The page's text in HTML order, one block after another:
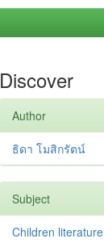
Discover
Author
ธิดา โมสิกรัตน์
Subject
Children literature